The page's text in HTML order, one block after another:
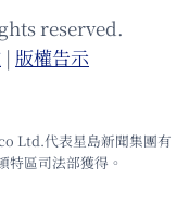
reserved.
| 版權告⽰
Ltd.代表星島新聞集團有
特區司法部獲得。